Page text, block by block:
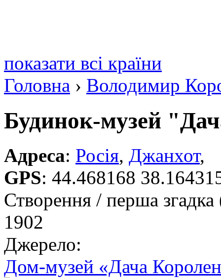
показати всі країни
Головна › Володимир
Будинок-музей
Адреса: Росія, Джанхот,
GPS: 44.468168
Створення / перша
1902
Джерело:
Дом-музей «Дача